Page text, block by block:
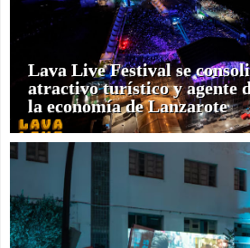
Lava Live Festival se
atractivo turístico y agente
la economía de Lanzarote